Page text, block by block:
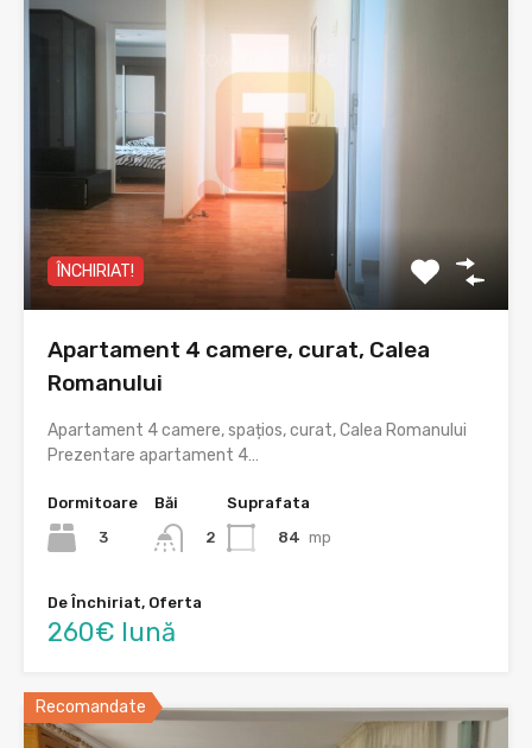
ÎNCHIRIAT!
Apartament 4 camere, curat, Calea
Romanului
Apartament 4 camere, spațios, curat, Calea Romanului
Prezentare apartament 4…
Dormitoare
3
Băi
2
Suprafata
84 mp
De Închiriat, Oferta
260€ lună
Recomandate